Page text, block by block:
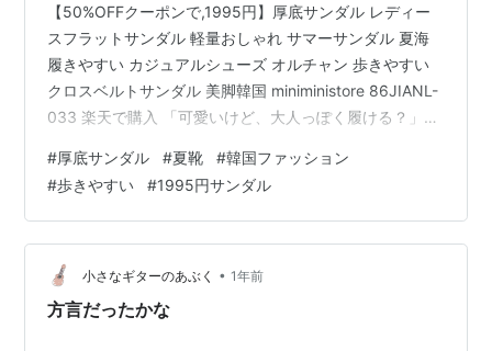
【50%OFFクーポンで,1995円】厚底サンダル レディー
スフラットサンダル 軽量おしゃれ サマーサンダル 夏海
履きやすい カジュアルシューズ オルチャン 歩きやすい
クロスベルトサンダル 美脚韓国 miniministore 86JIANL-
033 楽天で購入 「可愛いけど、大人っぽく履ける？」と
世代にもぴったりなんです。 ポイントは、白と黒のシン
プル無地カラー。 どちらも主張しすぎず、どんなコーデ
にもなじみやすいから、品のあるカジュアルスタイルが
作れます。さらに厚底×クロスベルトで、さりげなく脚長
＆美脚見せを実現。 ナチュラルな素材感…
#厚底サンダル #夏靴 #韓国ファッション
#歩きやすい #1995円サンダル
小さなギターのあぶく • 1年前
方言だったかな